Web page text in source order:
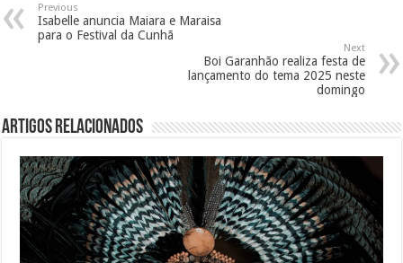
Previous
Isabelle anuncia Maiara e Maraisa
para o Festival da Cunhã
Next
Boi Garanhão realiza festa de
lançamento do tema 2025 neste
domingo
Artigos Relacionados